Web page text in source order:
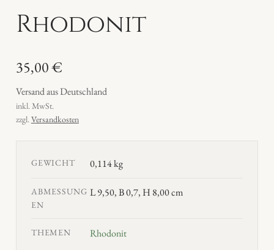
Rhodonit
35,00€
Versand aus Deutschland
inkl. MwSt.
zzgl.Versandkosten
GEWICHT 0,114 kg
ABMESSUNG
EN
L 9,50, B 0,7, H 8,00 cm
THEMEN Rhodonit